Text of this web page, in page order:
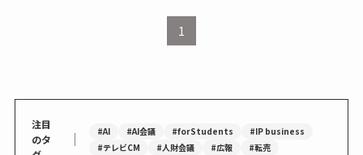
1
注目
のタ
｜ #AI #AI会議 #forStudents
#IP business
#テレビCM
#人財会議 #広報 #転売